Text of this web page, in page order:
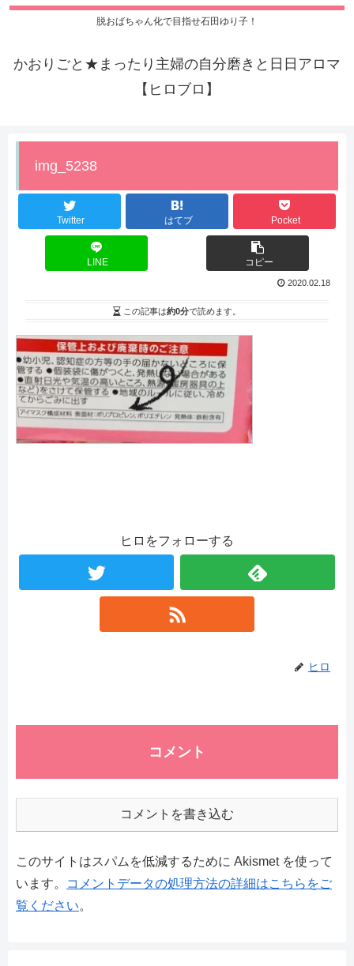
脱おばちゃん化で目指せ石田ゆり子！
かおりごと★まったり主婦の自分磨きと日日アロマ
【ヒロブロ】
img_5238
Twitter はてブ Pocket
LINE コピー
2020.02.18
この記事は約0分で読めます。
ヒロをフォローする
ヒロ
コメント
コメントを書き込む
このサイトはスパムを低減するために Akismet を使って
います。
コメントデータの処理方法の詳細はこちらをご
覧ください。